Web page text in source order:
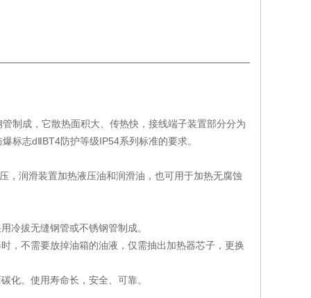
制成，它散热面积大、传热快，接线端子装置部分分为
标志dⅡBT4防护等级IP54系列标准的要求。
，润滑装置加热液压油和润滑油，也可用于加热无腐蚀
冷拔无缝钢管或不锈钢管制成。
，不需要放掉油箱的油液，仅需抽出加热器芯子，更换
化。使用寿命长，安全、可靠。